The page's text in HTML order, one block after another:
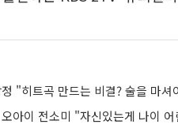
"히트곡 만드는 비결? 술을 마셔
오아이 전소미 "자신있는게 나이